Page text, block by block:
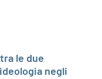
le due
negli